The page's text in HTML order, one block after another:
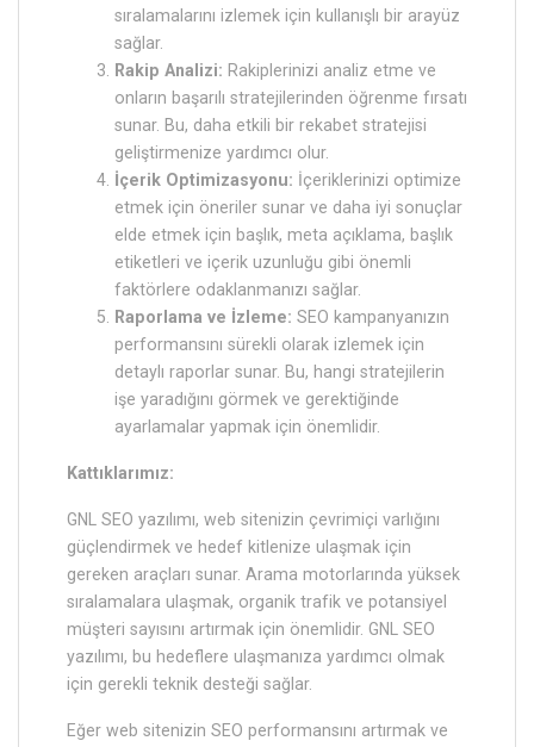
sıralamalarını izlemek için kullanışlı bir arayüz
sağlar.
Rakip Analizi: Rakiplerinizi analiz etme ve
onların başarılı stratejilerinden öğrenme fırsatı
sunar. Bu, daha etkili bir rekabet stratejisi
geliştirmenize yardımcı olur.
İçerik Optimizasyonu: İçeriklerinizi optimize
etmek için öneriler sunar ve daha iyi sonuçlar
elde etmek için başlık, meta açıklama, başlık
etiketleri ve içerik uzunluğu gibi önemli
faktörlere odaklanmanızı sağlar.
Raporlama ve İzleme: SEO kampanyanızın
performansını sürekli olarak izlemek için
detaylı raporlar sunar. Bu, hangi stratejilerin
işe yaradığını görmek ve gerektiğinde
ayarlamalar yapmak için önemlidir.
Kattıklarımız:
GNL SEO yazılımı, web sitenizin çevrimiçi varlığını
güçlendirmek ve hedef kitlenize ulaşmak için
gereken araçları sunar. Arama motorlarında yüksek
sıralamalara ulaşmak, organik trafik ve potansiyel
müşteri sayısını artırmak için önemlidir. GNL SEO
yazılımı, bu hedeflere ulaşmanıza yardımcı olmak
için gerekli teknik desteği sağlar.
Eğer web sitenizin SEO performansını artırmak ve